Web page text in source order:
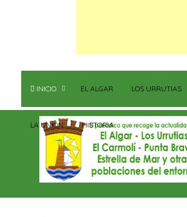
INICIO EL ALGAR LOS URRUTIAS
LA UNIÓN HISTORIA